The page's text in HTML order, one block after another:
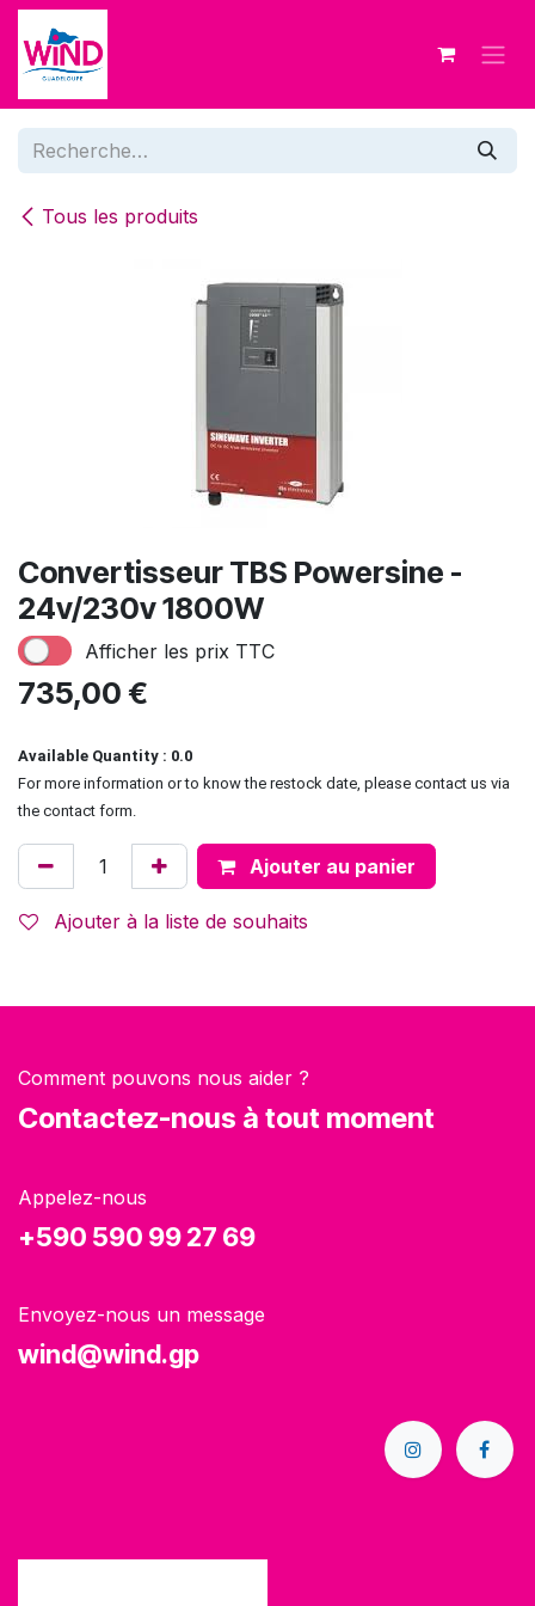
Se rendre au contenu
Tous les produits
Convertisseur TBS Powersine -
24v/230v 1800W
Afficher les prix TTC
735,00 €
Available Quantity : 0.0
For more information or to know the restock date, please contact us via
the contact form.
Ajouter au panier
Ajouter à la liste de souhaits
Comment pouvons nous aider ?
Contactez-nous à tout moment
Appelez-nous
+590 590 99 27 69
Envoyez-nous un message
wind@wind.gp